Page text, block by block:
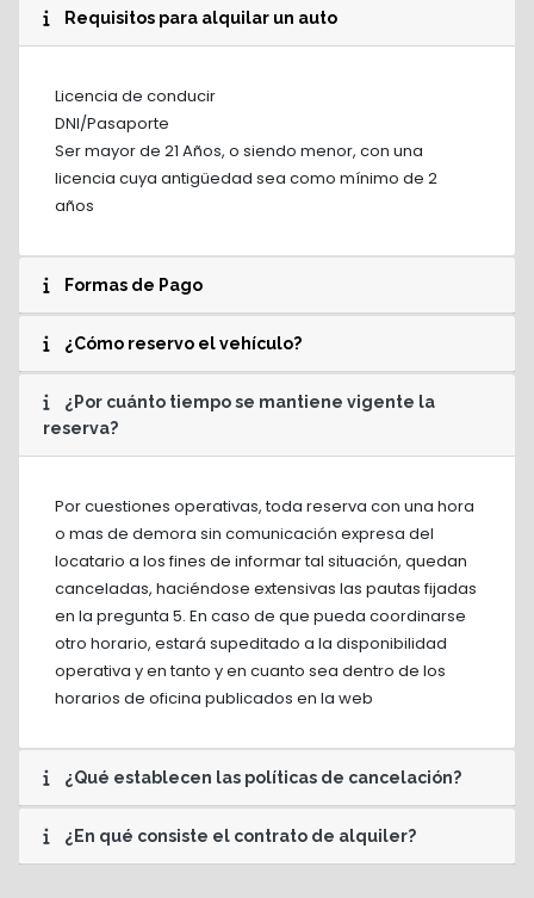
Requisitos para alquilar un auto
Licencia de conducir
DNI/Pasaporte
Ser mayor de 21 Años, o siendo menor, con una
licencia cuya antigüedad sea como mínimo de 2
años
Formas de Pago
¿Cómo reservo el vehículo?
¿Por cuánto tiempo se mantiene vigente la
reserva?
Por cuestiones operativas, toda reserva con una hora
o mas de demora sin comunicación expresa del
locatario a los fines de informar tal situación, quedan
canceladas, haciéndose extensivas las pautas fijadas
en la pregunta 5. En caso de que pueda coordinarse
otro horario, estará supeditado a la disponibilidad
operativa y en tanto y en cuanto sea dentro de los
horarios de oficina publicados en la web
¿Qué establecen las políticas de cancelación?
¿En qué consiste el contrato de alquiler?